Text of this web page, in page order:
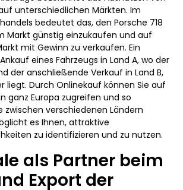
unterschiedlichen Märkten. Im
bedeutet das, den Porsche 718
Markt günstig einzukaufen und auf
mit Gewinn zu verkaufen. Ein
eines Fahrzeugs in Land A, wo der
der anschließende Verkauf in Land B,
liegt. Durch Onlinekauf können Sie auf
ganz Europa zugreifen und so
zwischen verschiedenen Ländern
es Ihnen, attraktive
zu identifizieren und zu nutzen.
als Partner beim
Export der